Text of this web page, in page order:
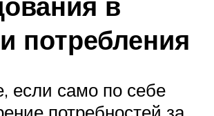
потребления
если само по себе
потребностей за